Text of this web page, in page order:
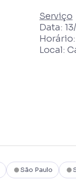
Serviço
Data:
Horário:
Local:
São Paulo